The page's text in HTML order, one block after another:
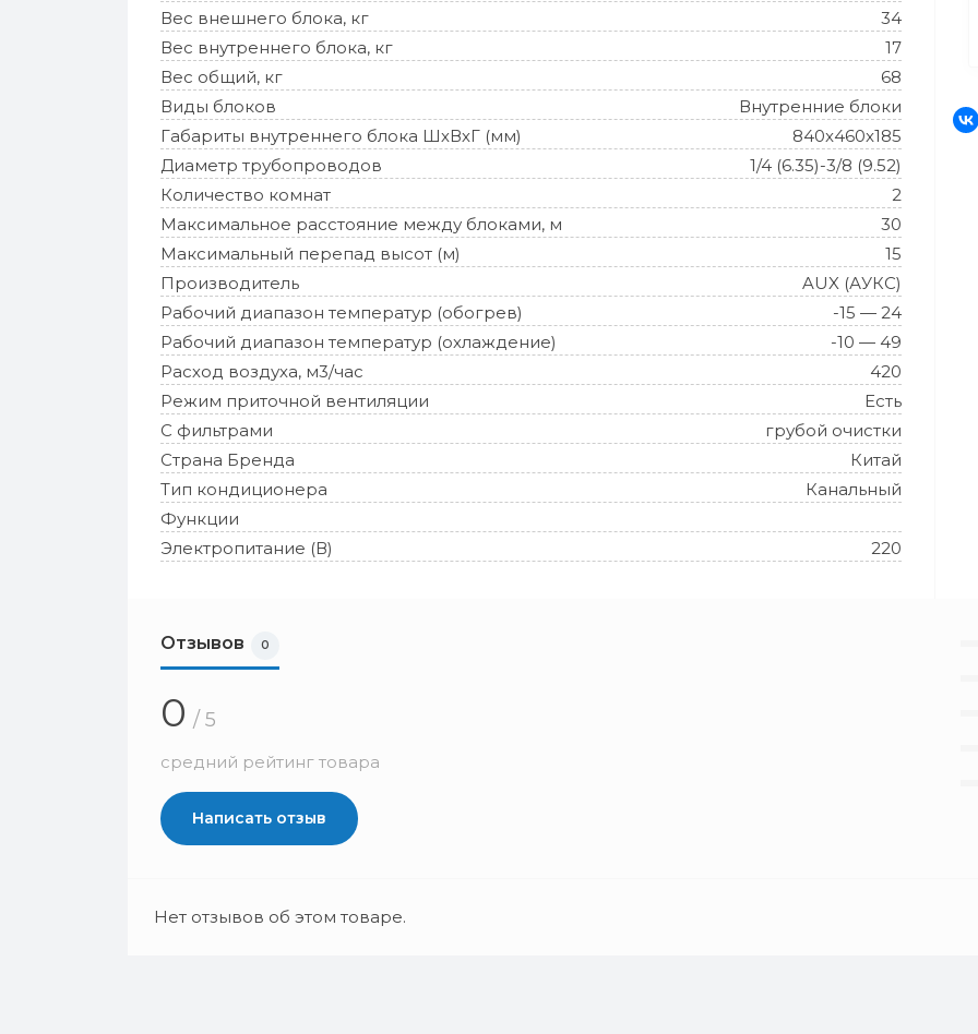
Вес внешнего блока, кг
34
Вес внутреннего блока, кг
17
Вес общий, кг
68
Виды блоков
Внутренние блоки
Габариты внутреннего блока ШхВхГ (мм)
840x460x185
Диаметр трубопроводов
1/4 (6.35)-3/8 (9.52)
Количество комнат
2
Максимальное расстояние между блоками, м
30
Максимальный перепад высот (м)
15
Производитель
AUX (АУКС)
Рабочий диапазон температур (обогрев)
-15 — 24
Рабочий диапазон температур (охлаждение)
-10 — 49
Расход воздуха, м3/час
420
Режим приточной вентиляции
Есть
С фильтрами
грубой очистки
Страна Бренда
Китай
Тип кондиционера
Канальный
Функции
Электропитание (В)
220
Отзывов 0
0 / 5
средний рейтинг товара
Написать отзыв
Нет отзывов об этом товаре.